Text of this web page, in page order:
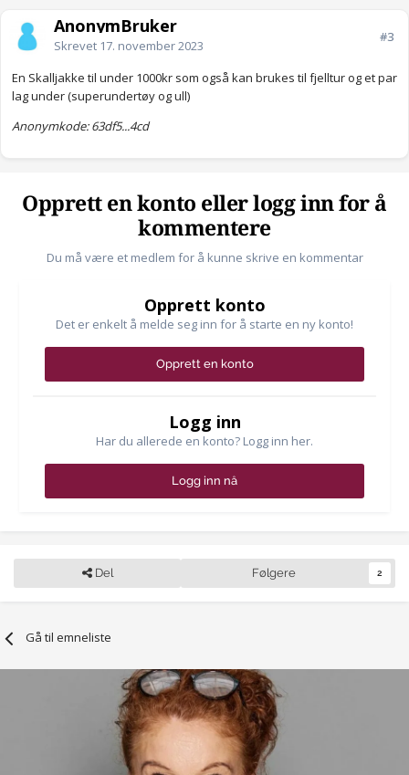
AnonymBruker
Skrevet 17. november 2023
#3
En Skalljakke til under 1000kr som også kan brukes til fjelltur og et par
lag under (superundertøy og ull)
Anonymkode: 63df5...4cd
Opprett en konto eller logg inn for å
kommentere
Du må være et medlem for å kunne skrive en kommentar
Opprett konto
Det er enkelt å melde seg inn for å starte en ny konto!
Opprett en konto
Logg inn
Har du allerede en konto? Logg inn her.
Logg inn nå
Del Følgere 2
Gå til emneliste